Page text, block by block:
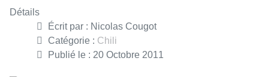
Détails
Écrit par : Nicolas Cougot
Catégorie : Chili
Publié le : 20 Octobre 2011